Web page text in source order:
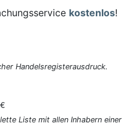
kostenlos!
Handelsregisterausdruck.
Liste mit allen Inhabern einer